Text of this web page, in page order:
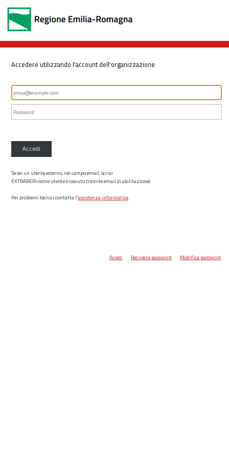
Accedere utilizzando l'account dell'organizzazione
Accedi
Se sei un utente esterno, nel campo email, scrivi
EXTRARER\nome utente(ricevuto tramite email di abilitazione)
Per problemi tecnici contatta l’assistenza informatica.
Accedi Recupera password Modifica password